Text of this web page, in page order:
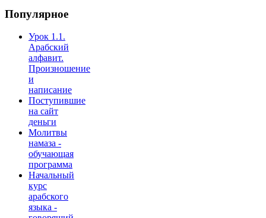
Популярное
Урок 1.1.
Арабский
алфавит.
Произношение
и
написание
Поступившие
на сайт
деньги
Молитвы
намаза -
обучающая
программа
Начальный
курс
арабского
языка -